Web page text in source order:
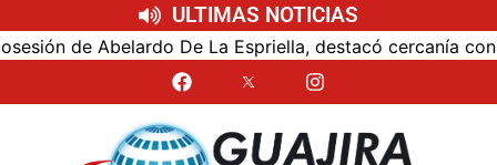
ULTIMAS NOTICIAS
de Abelardo De La Espriella, destacó cercanía con el